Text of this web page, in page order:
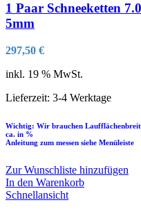
1 Paar Schneeketten
5mm
297,50 €
inkl. 19 % MwSt.
Lieferzeit: 3-4 Werktage
Wichtig: Wir brauchen
ca. in %
Anleitung zum messen siehe Menüleiste
Zur Wunschliste hinzufügen
In den Warenkorb
Schnellansicht